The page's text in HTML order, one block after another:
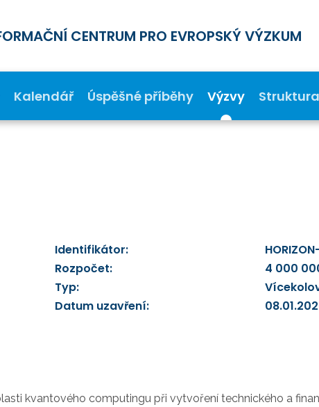
CENTRUM PRO EVROPSKÝ VÝZKUM
Kalendář Úspěšné příběhy Výzvy
Identifikátor:
Rozpočet:
4 000
Typ:
Datum uzavření:
kvantového computingu při vytvoření technického a